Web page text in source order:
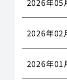
2026年05
2026年02
2026年01